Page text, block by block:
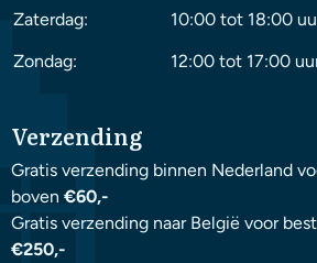
Zaterdag:
10:00 tot 18:00
Zondag:
12:00 tot 17:00
Verzending
Gratis verzending binnen Nederland
boven €60,-
Gratis verzending naar België voor
€250,-